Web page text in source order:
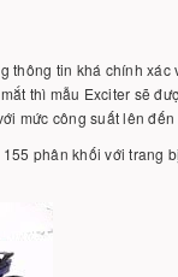
thông tin khá chính xác
thì mẫu Exciter sẽ
mức công suất lên đến
phân khối với trang